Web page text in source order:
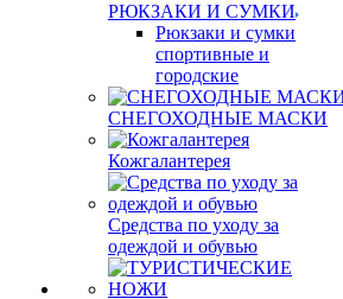
РЮКЗАКИ И СУМКИ
Рюкзаки и сумки
спортивные и
городские
СНЕГОХОДНЫЕ МАСКИ
Кожгалантерея
Средства по уходу за
одеждой и обувью